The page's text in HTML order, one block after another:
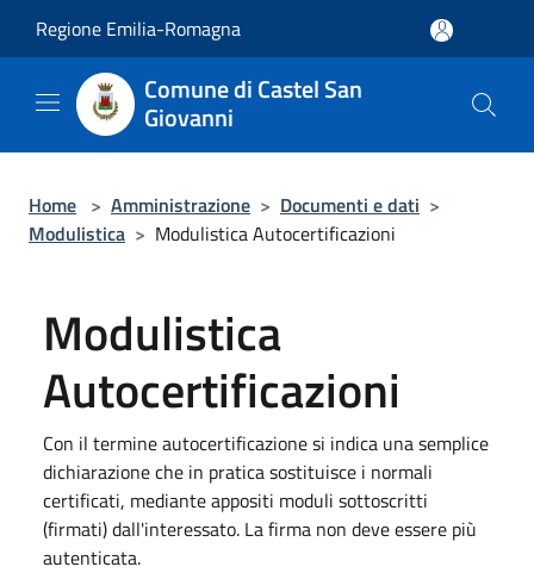
Regione Emilia-Romagna
Comune di Castel San
Giovanni
Home > Amministrazione > Documenti e dati >
Modulistica > Modulistica Autocertificazioni
Modulistica
Autocertificazioni
Con il termine autocertificazione si indica una semplice
dichiarazione che in pratica sostituisce i normali
certificati, mediante appositi moduli sottoscritti
(firmati) dall'interessato. La firma non deve essere più
autenticata.